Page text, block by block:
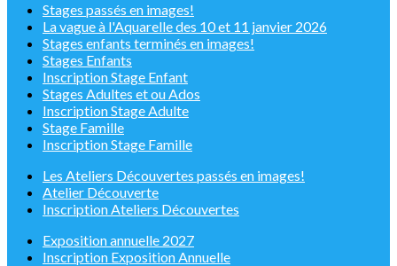
Stages passés en images!
La vague à l'Aquarelle des 10 et 11 janvier 2026
Stages enfants terminés en images!
Stages Enfants
Inscription Stage Enfant
Stages Adultes et ou Ados
Inscription Stage Adulte
Stage Famille
Inscription Stage Famille
Les Ateliers Découvertes passés en images!
Atelier Découverte
Inscription Ateliers Découvertes
Exposition annuelle 2027
Inscription Exposition Annuelle